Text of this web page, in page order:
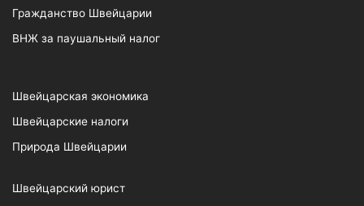
Гражданство Швейцарии
ВНЖ за паушальный налог
Швейцарская экономика
Швейцарские налоги
Природа Швейцарии
Швейцарский юрист